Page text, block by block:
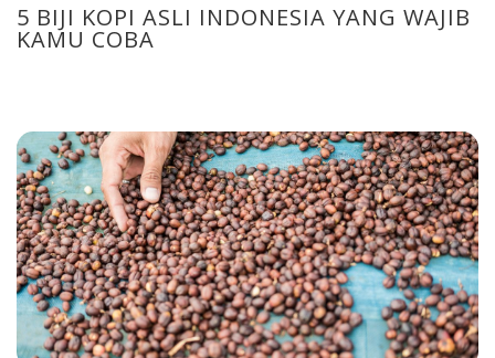
5 BIJI KOPI ASLI INDONESIA YANG WAJIB
KAMU COBA